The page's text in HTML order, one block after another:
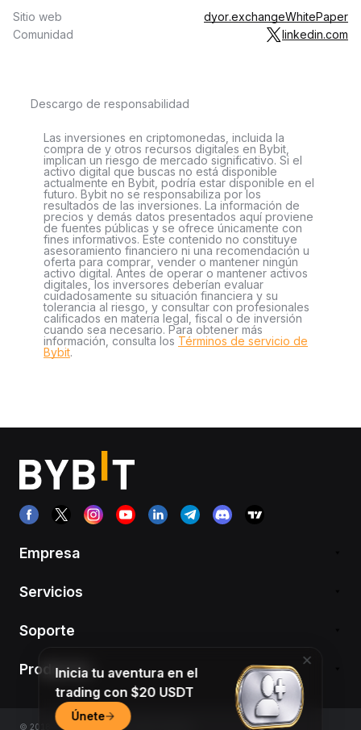
Sitio web dyor.exchangeWhitePaper
Comunidad
linkedin.com
Descargo de responsabilidad
Las inversiones en criptomonedas, incluida la
compra de y otros recursos digitales en Bybit,
implican un riesgo de mercado significativo. Si el
activo digital que buscas no está disponible
actualmente en Bybit, podría estar disponible en el
futuro. Bybit no se responsabiliza por los
resultados de las inversiones. La información de
precios y demás datos presentados aquí proviene
de fuentes públicas y se ofrece únicamente con
fines informativos. Este contenido no constituye
asesoramiento financiero ni una recomendación u
oferta para comprar, vender o mantener ningún
activo digital. Antes de operar o mantener activos
digitales, los inversores deberían evaluar
cuidadosamente su situación financiera y su
tolerancia al riesgo, y consultar con profesionales
calificados en materia legal, fiscal o de inversión
cuando sea necesario. Para obtener más
información, consulta los Términos de servicio de
Bybit.
Empresa
Servicios
Soporte
Productos
© 2018-2026 Bybit.com. All rights reserved.
Inicia tu aventura en el
trading con $20 USDT
Únete